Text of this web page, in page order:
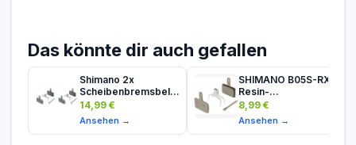
Das könnte dir auch gefallen
Shimano 2x
Scheibenbremsbelag
B01S
14,99 €
Ansehen →
SHIMANO B05S-RX
Resin-
Bremsbeläge...
8,99 €
Ansehen →